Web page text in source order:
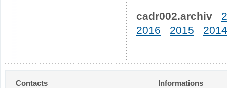
cadr002.archiv
2016
2015 2014
Contacts Informations